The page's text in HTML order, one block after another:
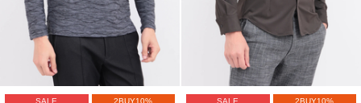
SALE 2BUY10% SALE 2BUY10%